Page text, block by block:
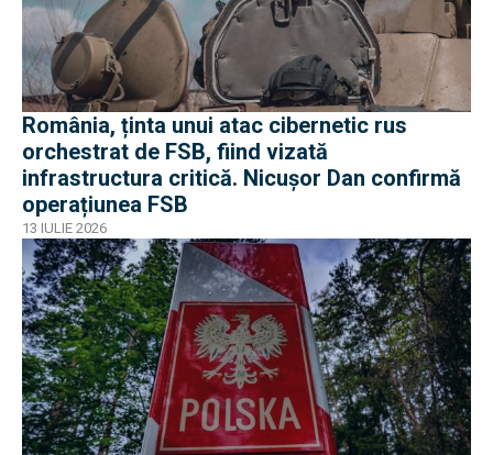
România, ținta unui atac cibernetic rus
orchestrat de FSB, fiind vizată
infrastructura critică. Nicușor Dan confirmă
operațiunea FSB
13 IULIE 2026